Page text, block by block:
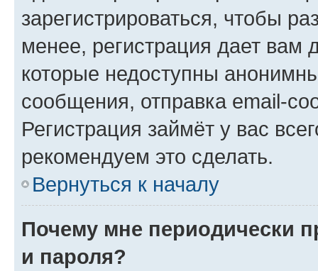
зарегистрироваться, чтобы
менее, регистрация дает вам
которые недоступны
сообщения, отправка email-
Регистрация займёт у вас
рекомендуем это сделать.
Вернуться к началу
Почему мне периодически
и пароля?